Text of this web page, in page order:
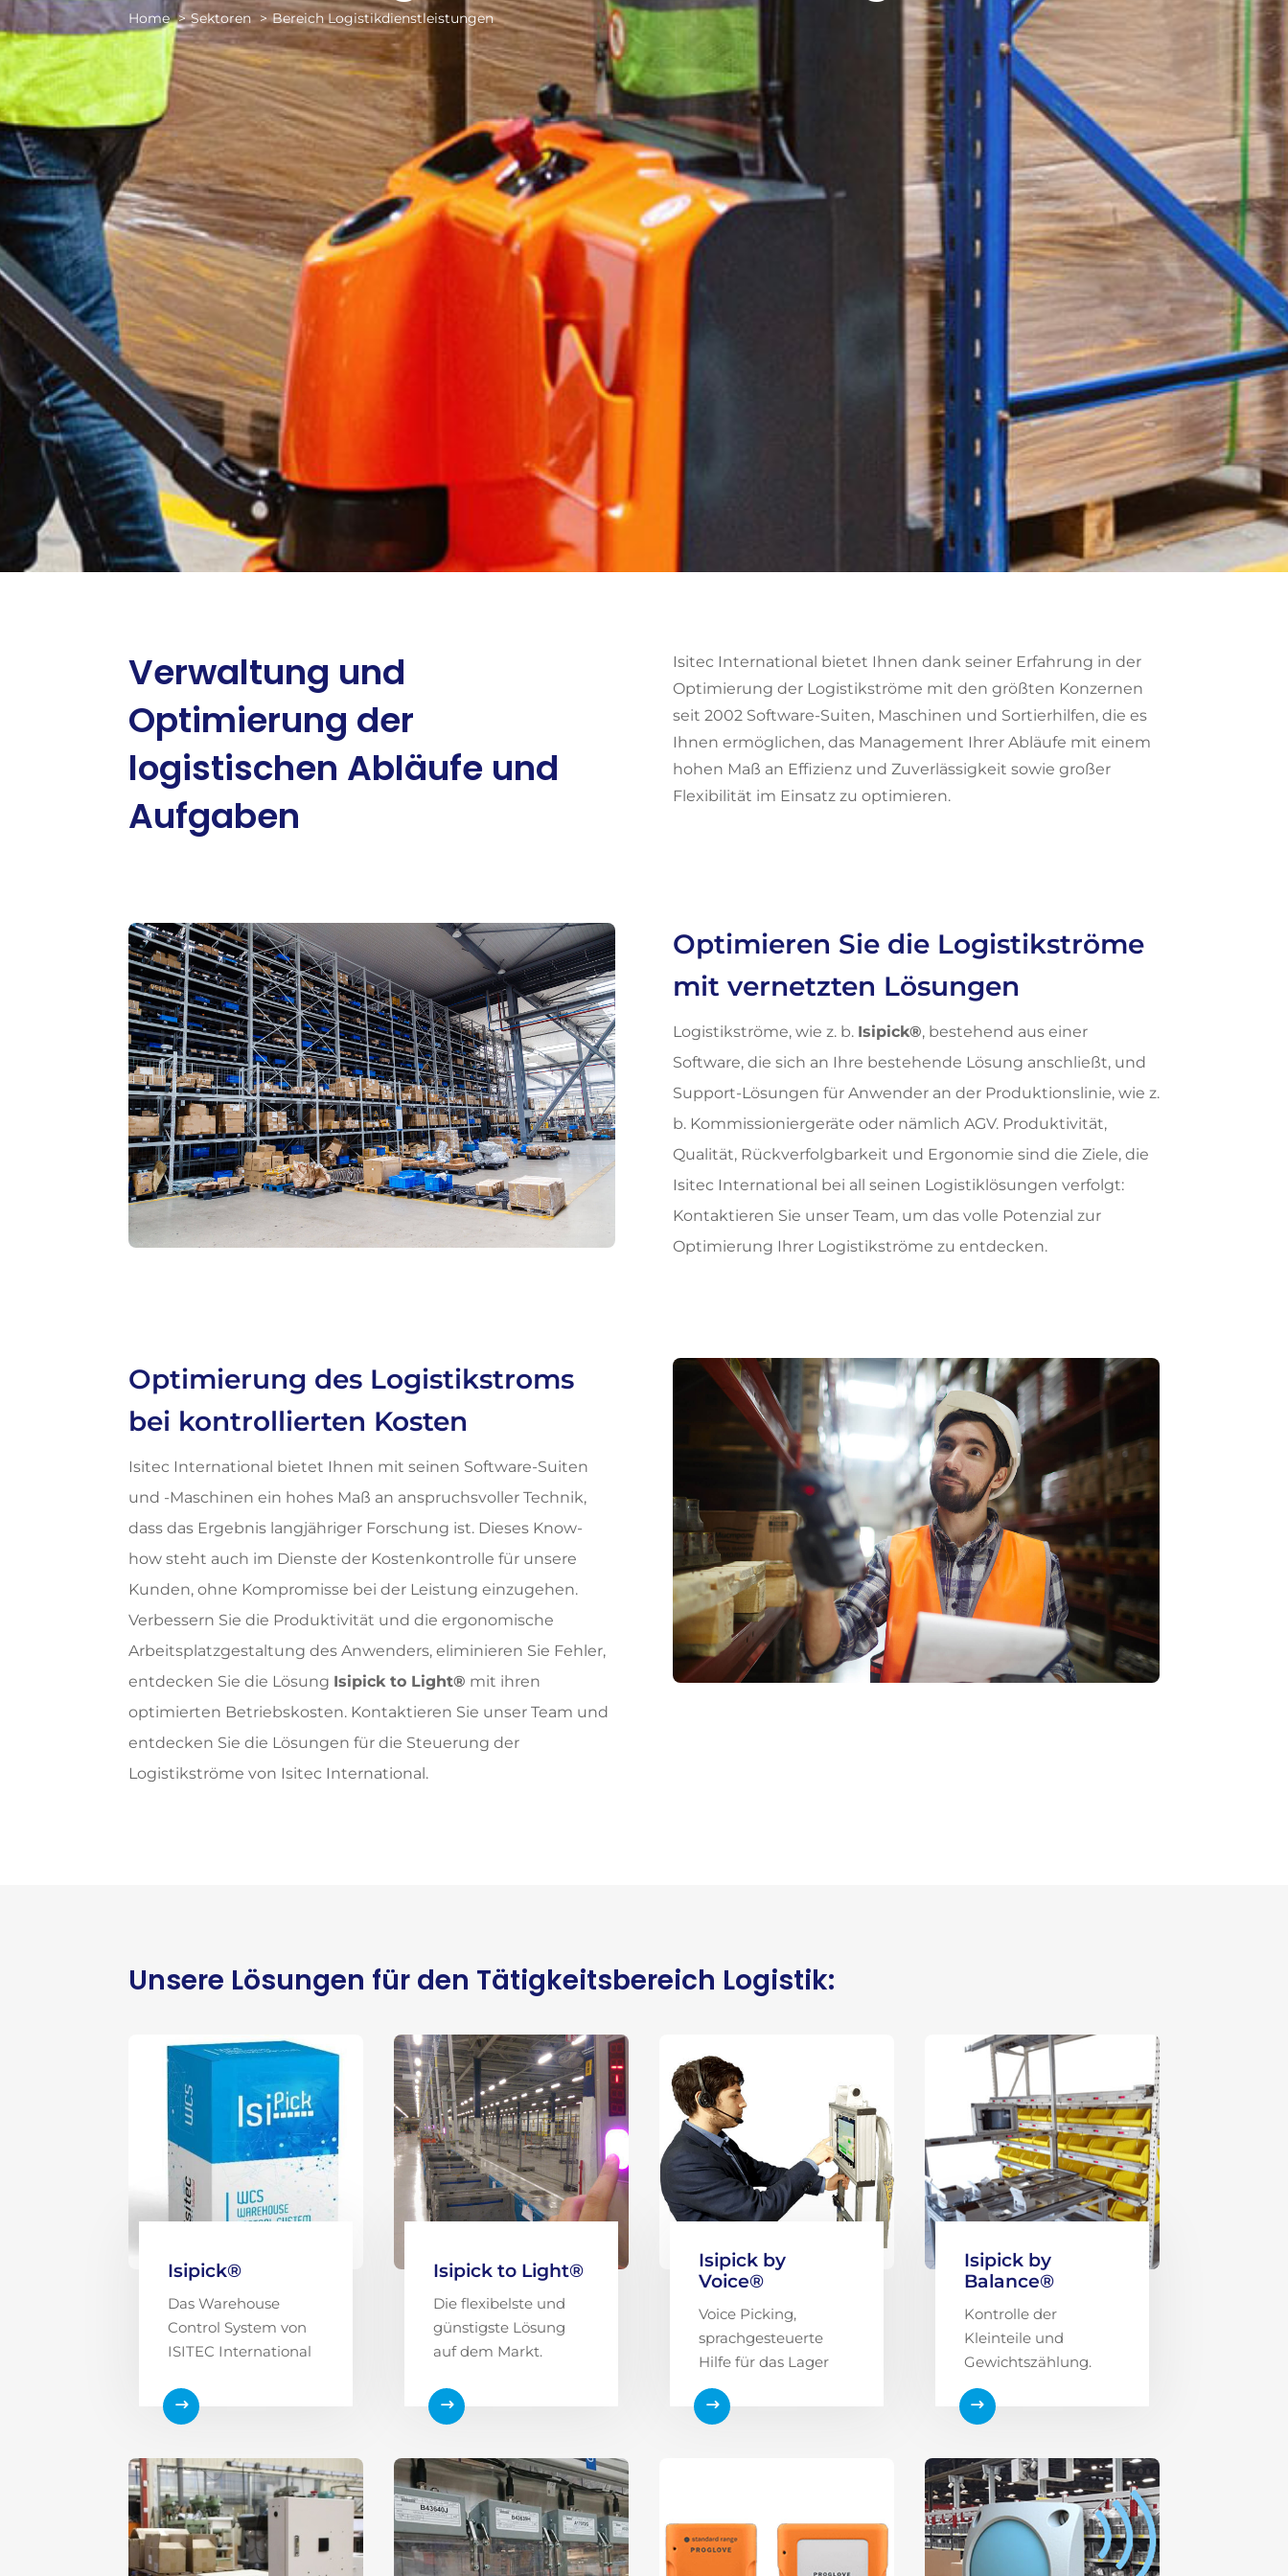
Home Sektoren Bereich Logistikdienstleistungen
Verwaltung und
Optimierung der
logistischen Abläufe und
Aufgaben
Isitec International bietet Ihnen dank seiner Erfahrung in der
Optimierung der Logistikströme mit den größten Konzernen
seit 2002 Software-Suiten, Maschinen und Sortierhilfen, die es
Ihnen ermöglichen, das Management Ihrer Abläufe mit einem
hohen Maß an Effizienz und Zuverlässigkeit sowie großer
Flexibilität im Einsatz zu optimieren.
Optimieren Sie die Logistikströme
mit vernetzten Lösungen
Logistikströme, wie z. b. Isipick®, bestehend aus einer
Software, die sich an Ihre bestehende Lösung anschließt, und
Support-Lösungen für Anwender an der Produktionslinie, wie z.
b. Kommissioniergeräte oder nämlich AGV. Produktivität,
Qualität, Rückverfolgbarkeit und Ergonomie sind die Ziele, die
Isitec International bei all seinen Logistiklösungen verfolgt:
Kontaktieren Sie unser Team, um das volle Potenzial zur
Optimierung Ihrer Logistikströme zu entdecken.
Optimierung des Logistikstroms
bei kontrollierten Kosten
Isitec International bietet Ihnen mit seinen Software-Suiten
und -Maschinen ein hohes Maß an anspruchsvoller Technik,
dass das Ergebnis langjähriger Forschung ist. Dieses Know-
how steht auch im Dienste der Kostenkontrolle für unsere
Kunden, ohne Kompromisse bei der Leistung einzugehen.
Verbessern Sie die Produktivität und die ergonomische
Arbeitsplatzgestaltung des Anwenders, eliminieren Sie Fehler,
entdecken Sie die Lösung Isipick to Light® mit ihren
optimierten Betriebskosten. Kontaktieren Sie unser Team und
entdecken Sie die Lösungen für die Steuerung der
Logistikströme von Isitec International.
Unsere Lösungen für den Tätigkeitsbereich Logistik:
Isipick®
Das Warehouse
Control System von
ISITEC International
$
Isipick to Light®
Die flexibelste und
günstigste Lösung
auf dem Markt.
$
Isipick by
Voice®
Voice Picking,
sprachgesteuerte
Hilfe für das Lager
$
Isipick by
Balance®
Kontrolle der
Kleinteile und
Gewichtszählung.
$